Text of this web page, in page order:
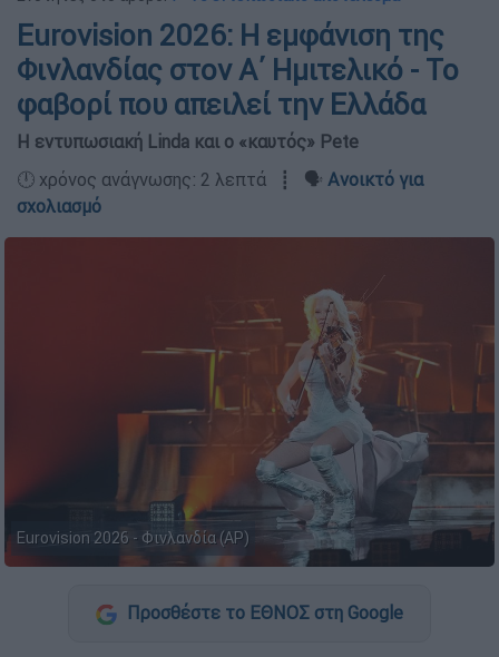
Eurovision 2026: Η εμφάνιση της
Φινλανδίας στον Α΄ Ημιτελικό - Το
φαβορί που απειλεί την Ελλάδα
Η εντυπωσιακή Linda και ο «καυτός» Pete
🕛 χρόνος ανάγνωσης: 2 λεπτά ┋ 🗣️ Ανοικτό για
σχολιασμό
Eurovision 2026 - Φινλανδία (AP)
Προσθέστε το ΕΘΝΟΣ στη Google